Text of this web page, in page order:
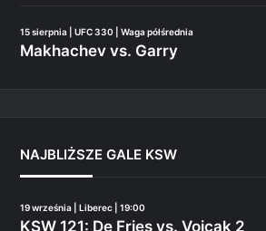
15 sierpnia | UFC 330 | Waga półśrednia
Makhachev vs. Garry
NAJBLIŻSZE GALE KSW
19 września | Liberec | 19:00
KSW 121: De Fries vs. Vojcak 2